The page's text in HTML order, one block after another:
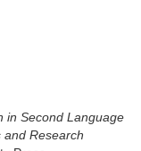
in Second Language
and Research